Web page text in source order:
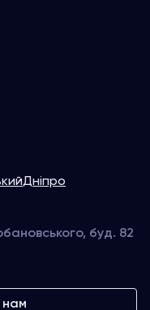
Дніпро
буд. 82